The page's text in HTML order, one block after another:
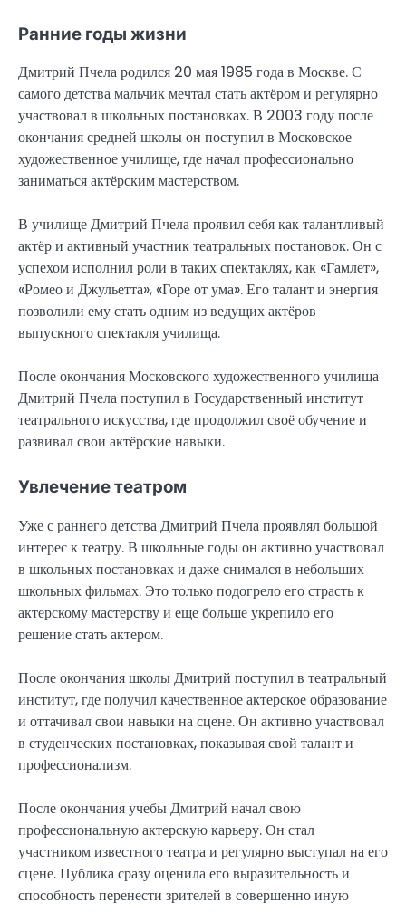
Ранние годы жизни
Дмитрий Пчела родился 20 мая 1985 года в Москве. С
самого детства мальчик мечтал стать актёром и регулярно
участвовал в школьных постановках. В 2003 году после
окончания средней школы он поступил в Московское
художественное училище, где начал профессионально
заниматься актёрским мастерством.
В училище Дмитрий Пчела проявил себя как талантливый
актёр и активный участник театральных постановок. Он с
успехом исполнил роли в таких спектаклях, как «Гамлет»,
«Ромео и Джульетта», «Горе от ума». Его талант и энергия
позволили ему стать одним из ведущих актёров
выпускного спектакля училища.
После окончания Московского художественного училища
Дмитрий Пчела поступил в Государственный институт
театрального искусства, где продолжил своё обучение и
развивал свои актёрские навыки.
Увлечение театром
Уже с раннего детства Дмитрий Пчела проявлял большой
интерес к театру. В школьные годы он активно участвовал
в школьных постановках и даже снимался в небольших
школьных фильмах. Это только подогрело его страсть к
актерскому мастерству и еще больше укрепило его
решение стать актером.
После окончания школы Дмитрий поступил в театральный
институт, где получил качественное актерское образование
и оттачивал свои навыки на сцене. Он активно участвовал
в студенческих постановках, показывая свой талант и
профессионализм.
После окончания учебы Дмитрий начал свою
профессиональную актерскую карьеру. Он стал
участником известного театра и регулярно выступал на его
сцене. Публика сразу оценила его выразительность и
способность перенести зрителей в совершенно иную